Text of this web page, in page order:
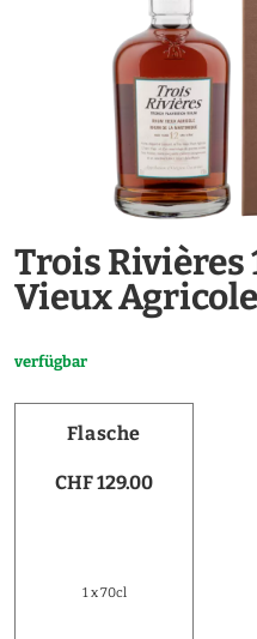
Trois Rivières
Vieux
verfügbar
Flasche
CHF 129.00
1 x 70cl